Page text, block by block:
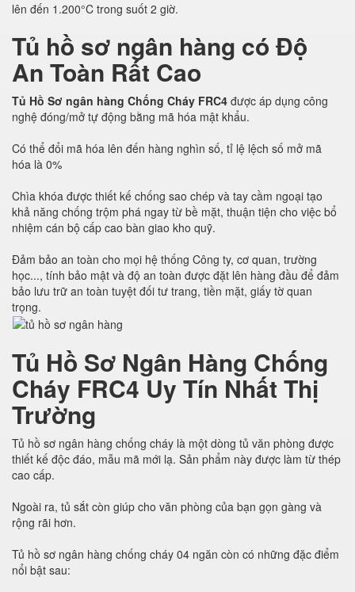
lên đến 1.200°C trong suốt 2 giờ.
Tủ hồ sơ ngân hàng có Độ
An Toàn Rất Cao
Tủ Hồ Sơ ngân hàng Chống Cháy FRC4 được áp dụng công
nghệ đóng/mở tự động bằng mã hóa mật khẩu.
Có thể đổi mã hóa lên đến hàng nghìn số, tỉ lệ lệch số mở mã
hóa là 0%
Chìa khóa được thiết kế chống sao chép và tay cầm ngoại tạo
khả năng chống trộm phá ngay từ bề mặt, thuận tiện cho việc bổ
nhiệm cán bộ cấp cao bàn giao kho quỹ.
Đảm bảo an toàn cho mọi hệ thống Công ty, cơ quan, trường
học..., tính bảo mật và độ an toàn được đặt lên hàng đầu để đảm
bảo lưu trữ an toàn tuyệt đối tư trang, tiền mặt, giấy tờ quan
trọng.
Tủ Hồ Sơ Ngân Hàng Chống
Cháy FRC4 Uy Tín Nhất Thị
Trường
Tủ hồ sơ ngân hàng chống cháy là một dòng tủ văn phòng được
thiết kế độc đáo, mẫu mã mới lạ. Sản phẩm này được làm từ thép
cao cấp.
Ngoài ra, tủ sắt còn giúp cho văn phòng của bạn gọn gàng và
rộng rãi hơn.
Tủ hồ sơ ngân hàng chống cháy 04 ngăn còn có những đặc điểm
nổi bật sau: